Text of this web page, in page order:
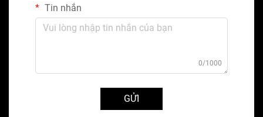
Tin nhắn
0/1000
GỬI